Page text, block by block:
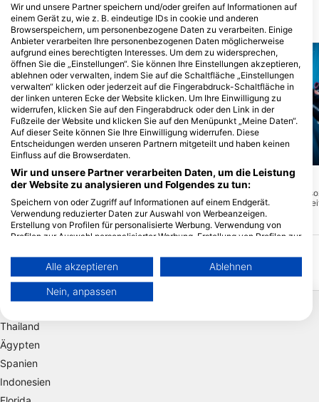
Tauchplätze in der Nähe
marco p. (#1764087)
Sand Key Lighthouse
(★4.1)
Sand Key ist ein Sanctuary Preservation
Area, das ursprünglich eine eigene Insel
war. Aufgrund von Erosion und
Wirbelstürmen ist es auf einen sehr
von einem Korallenriff umgeben ist. Der
Sand ist ein besonders schönes Merkmal,
das Sie normalerweise an anderen
Korallenriffen in Florida nicht haben.
Großartiger Tauch- und Schnorchelplatz.
Lost Reef
(★4.4)
Das verlorene Riff ist
Aquarium. Es liegt
ausgetretenen Pfade
Besucher. Wenn du die
bekommst, es zu
Beliebte Reiseziele
Thailand
Ägypten
Spanien
Indonesien
Wir und unsere Partner speichern und/oder greifen auf Informationen auf
einem Gerät zu, wie z. B. eindeutige IDs in cookie und anderen
Browserspeichern, um personenbezogene Daten zu verarbeiten. Einige
Anbieter verarbeiten Ihre personenbezogenen Daten möglicherweise
aufgrund eines berechtigten Interesses. Um dem zu widersprechen,
öffnen Sie die „Einstellungen“. Sie können Ihre Einstellungen akzeptieren,
ablehnen oder verwalten, indem Sie auf die Schaltfläche „Einstellungen
verwalten“ klicken oder jederzeit auf die Fingerabdruck-Schaltfläche in
der linken unteren Ecke der Website klicken. Um Ihre Einwilligung zu
widerrufen, klicken Sie auf den Fingerabdruck oder den Link in der
Fußzeile der Website und klicken Sie auf den Menüpunkt „Meine Daten“.
Auf dieser Seite können Sie Ihre Einwilligung widerrufen. Diese
Entscheidungen werden unseren Partnern mitgeteilt und haben keinen
Einfluss auf die Browserdaten.
Wir und unsere Partner verarbeiten Daten, um die Leistung
der Website zu analysieren und Folgendes zu tun:
Speichern von oder Zugriff auf Informationen auf einem Endgerät.
Verwendung reduzierter Daten zur Auswahl von Werbeanzeigen.
Erstellung von Profilen für personalisierte Werbung. Verwendung von
Profilen zur Auswahl personalisierter Werbung. Erstellung von Profilen zur
personalisierter Inhalte. Messung der Werbeleistung. Messung der
Performance von Inhalten. Analyse von Zielgruppen durch Statistiken
oder Kombinationen von Daten aus verschiedenen Quellen. Entwicklung
und Verbesserung der Angebote. Verwendung reduzierter Daten zur
Auswahl von Inhalten.
Weitere Infos zur Datennutzung durch Google findest du hier:
https://business.safety.google/privacy/
Daten können außerhalb der Europäischen Union weitergegeben und in
Ihre Einwilligung und die cookie Richtlinie gelten ausschließlich für diese
Website/App.
Partnerliste anzeigen (1 IAB-Anbieter)
Alle akzeptieren Ablehnen
Nein, anpassen